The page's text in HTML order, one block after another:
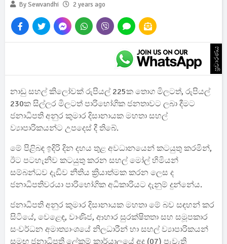
By Sewvandhi
2 years ago
ප්‍රචාරණය
නාඩු සහල් කිලෝවක් රුපියල් 225ක තොග මිලටත්, රුපියල්
230ක සිල්ලර මිලටත් පාරිභෝගික ජනතාවට ලබා දීමට
ජනාධිපති අනුර කුමාර දිසානායක මහතා සහල්
ව්‍යාපාරිකයන්ට උපදෙස් දී තිබේ.
මේ පිළිබඳ ඉදිරි දින දහය තුළ අවධානයෙන් කටයුතු කරමින්,
ඊට පටහැනිව කටයුතු කරන සහල් මෝල් හිමියන්
සම්බන්ධව දැඩිව නීතිය ක්‍රියාත්මක කරන ලෙස ද
ජනාධිපතිවරයා පාරිභෝගික අධිකාරියට දැනුම් දුන්නේය.
ජනාධිපති අනුර කුමාර දිසානායක මහතා මේ බව සඳහන් කර
සිටියේ, වෙළෙඳ, වාණිජ, ආහාර සුරක්ෂිතතා සහ සමූපකාර
සංවර්ධන අමාත්‍යාංශයේ නිලධාරීන් හා සහල් ව්‍යාපාරිකයන්
සමඟ ජනාධිපති ලේකම් කාර්යාලයේ අද (07) පැවැති